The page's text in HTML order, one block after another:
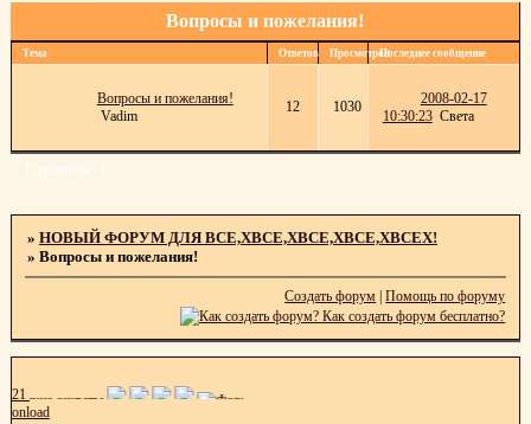
Вопросы и пожелания!
Тема Ответов ПросмотровПоследнее сообщение
Вопросы и пожелания!
Vadim
12 1030
2008-02-17
10:30:23 Света
Страница: 1
» НОВЫЙ ФОРУМ ДЛЯ ВСЕ,ХВСЕ,ХВСЕ,ХВСЕ,ХВСЕХ!
» Вопросы и пожелания!
Создать форум |Помощь по форуму
21
onload